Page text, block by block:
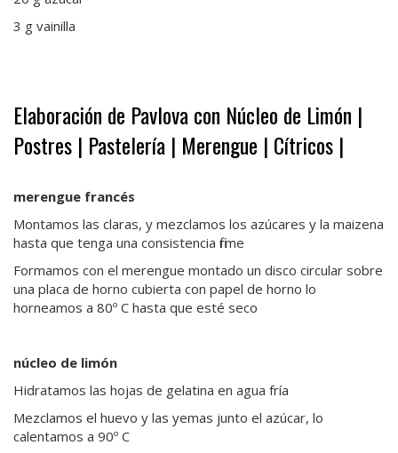
3 g vainilla
Elaboración de Pavlova con Núcleo de Limón |
Postres | Pastelería | Merengue | Cítricos |
merengue francés
Montamos las claras, y mezclamos los azúcares y la maizena
hasta que tenga una consistencia firme
Formamos con el merengue montado un disco circular sobre
una placa de horno cubierta con papel de horno lo
horneamos a 80º C hasta que esté seco
núcleo de limón
Hidratamos las hojas de gelatina en agua fría
Mezclamos el huevo y las yemas junto el azúcar, lo
calentamos a 90º C